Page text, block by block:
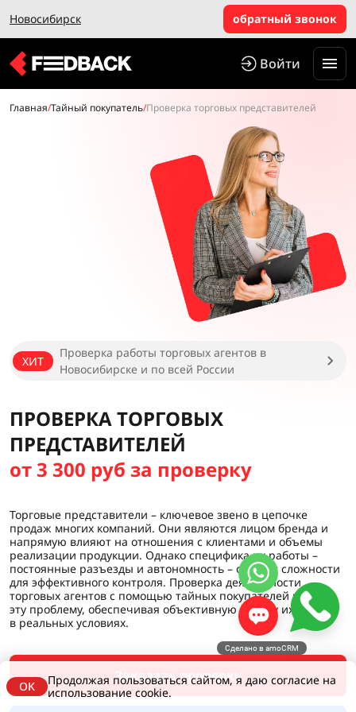
Новосибирск обратный звонок
Войти
Главная/Тайный покупатель/Проверка торговых представителей
ХИТ
Проверка работы торговых агентов в
Новосибирске и по всей России
ПРОВЕРКА ТОРГОВЫХ
ПРЕДСТАВИТЕЛЕЙ
от 3 300 руб за проверку
Торговые представители – ключевое звено в цепочке
продаж многих компаний. Они являются лицом бренда и
напрямую влияют на отношения с клиентами и объемы
реализации продукции. Однако специфика их работы –
постоянные разъезды и автономность – создает сложности
для эффективного контроля. Проверка деятельности
торговых агентов с помощью тайных покупателей решает
эту проблему, обеспечивая объективную оценку их работы
в реальных условиях.
Заказать проверку
OK
Продолжая пользоваться сайтом, я даю согласие на
использование cookie.
Сделано в amoCRM